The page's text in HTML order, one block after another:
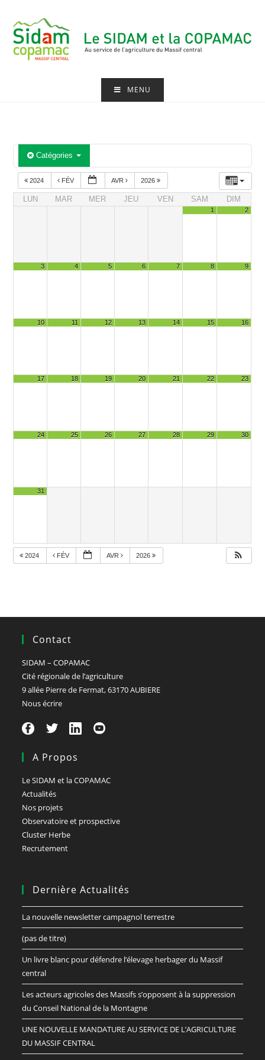
content
MENU
Catégories
2024 FÉV AVR 2026
LUN MAR MER JEU VEN SAM DIM
1 2
3 4 5 6 7 8 9
10 11 12 13 14 15 16
17 18 19 20 21 22 23
24 25 26 27 28 29 30
31
2024 FÉV AVR 2026
Contact
SIDAM – COPAMAC
Cité régionale de l’agriculture
9 allée Pierre de Fermat, 63170 AUBIERE
Nous écrire
A Propos
Le SIDAM et la COPAMAC
Actualités
Nos projets
Observatoire et prospective
Cluster Herbe
Recrutement
Dernière Actualités
La nouvelle newsletter campagnol terrestre
(pas de titre)
Un livre blanc pour défendre l’élevage herbager du Massif
central
Les acteurs agricoles des Massifs s’opposent à la suppression
du Conseil National de la Montagne
UNE NOUVELLE MANDATURE AU SERVICE DE L’AGRICULTURE
DU MASSIF CENTRAL